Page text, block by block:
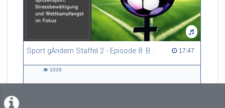
Sport gÄndern Staffel 2 - Episode 8: Balance im Spitzensport: Stressbewältigung und Wettkampfangst im Fokus 17:47
17:47 duration
1016